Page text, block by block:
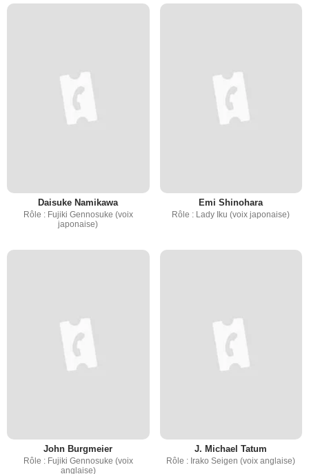
Daisuke Namikawa
Rôle : Fujiki Gennosuke (voix
japonaise)
Emi Shinohara
Rôle : Lady Iku (voix japonaise)
John Burgmeier
Rôle : Fujiki Gennosuke (voix
anglaise)
J. Michael Tatum
Rôle : Irako Seigen (voix anglaise)